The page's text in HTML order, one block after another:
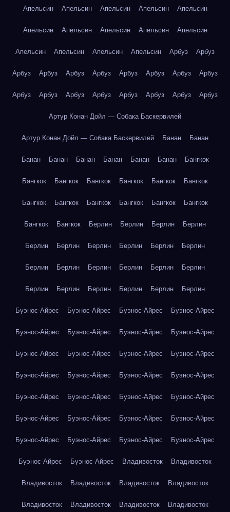
Апельсин Апельсин Апельсин Апельсин Апельсин
Апельсин Апельсин Апельсин Апельсин Апельсин
Апельсин Апельсин Апельсин Апельсин Арбуз Арбуз
Арбуз Арбуз Арбуз Арбуз Арбуз Арбуз Арбуз Арбуз
Арбуз Арбуз Арбуз Арбуз Арбуз Арбуз Арбуз Арбуз
Артур Конан Дойл — Собака Баскервилей
Артур Конан Дойл — Собака Баскервилей Банан Банан
Банан Банан Банан Банан Банан Банан Бангкок
Бангкок Бангкок Бангкок Бангкок Бангкок Бангкок
Бангкок Бангкок Бангкок Бангкок Бангкок Бангкок
Бангкок Бангкок Берлин Берлин Берлин Берлин
Берлин Берлин Берлин Берлин Берлин Берлин
Берлин Берлин Берлин Берлин Берлин Берлин
Берлин Берлин Берлин Берлин Берлин Берлин
Буэнос-Айрес Буэнос-Айрес Буэнос-Айрес Буэнос-Айрес
Буэнос-Айрес Буэнос-Айрес Буэнос-Айрес Буэнос-Айрес
Буэнос-Айрес Буэнос-Айрес Буэнос-Айрес Буэнос-Айрес
Буэнос-Айрес Буэнос-Айрес Буэнос-Айрес Буэнос-Айрес
Буэнос-Айрес Буэнос-Айрес Буэнос-Айрес Буэнос-Айрес
Буэнос-Айрес Буэнос-Айрес Буэнос-Айрес Буэнос-Айрес
Буэнос-Айрес Буэнос-Айрес Буэнос-Айрес Буэнос-Айрес
Буэнос-Айрес Буэнос-Айрес Владивосток Владивосток
Владивосток Владивосток Владивосток Владивосток
Владивосток Владивосток Владивосток Владивосток